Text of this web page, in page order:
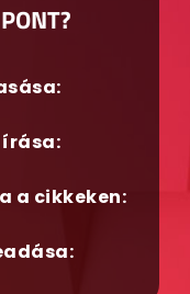
írása:
a cikkeken: